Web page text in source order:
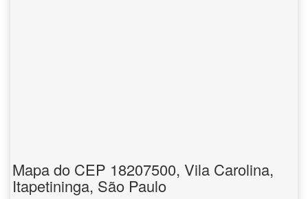
Mapa do CEP 18207500, Vila Carolina,
Itapetininga, São Paulo